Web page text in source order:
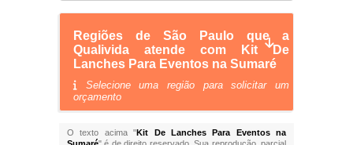
Regiões de São Paulo que a
Qualivida atende com Kit De
Lanches Para Eventos na Sumaré
Selecione uma região para solicitar um
orçamento
O texto acima "Kit De Lanches Para Eventos na